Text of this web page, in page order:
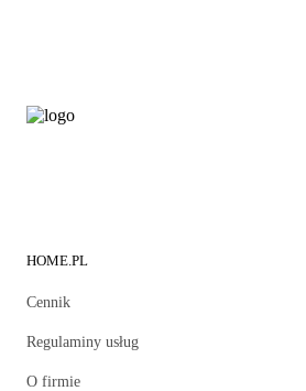
HOME.PL
Cennik
Regulaminy usług
O firmie